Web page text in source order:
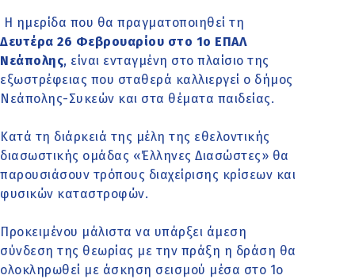
Η ημερίδα που θα πραγματοποιηθεί τη
Δευτέρα 26 Φεβρουαρίου στο 1ο ΕΠΑΛ
Νεάπολης, είναι ενταγμένη στο πλαίσιο της
εξωστρέφειας που σταθερά καλλιεργεί ο δήμος
Νεάπολης-Συκεών και στα θέματα παιδείας.
Κατά τη διάρκειά της μέλη της εθελοντικής
διασωστικής ομάδας «Έλληνες Διασώστες» θα
παρουσιάσουν τρόπους διαχείρισης κρίσεων και
φυσικών καταστροφών.
Προκειμένου μάλιστα να υπάρξει άμεση
σύνδεση της θεωρίας με την πράξη η δράση θα
ολοκληρωθεί με άσκηση σεισμού μέσα στο 1ο